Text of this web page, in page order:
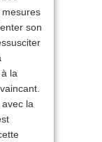
mesures
son
la
la